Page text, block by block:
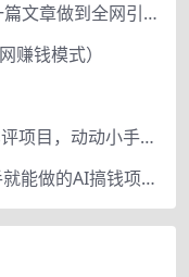
网创公众号个人ip项目，仅用一篇文章做到全网引流！
赚钱模式）
《188个赚钱项目-183》有驾车评项目，动动小手，复制粘贴赚44元！
上架2小时收入630+，只要有手就能做的AI搞钱项目，奶奶看完都能学会!